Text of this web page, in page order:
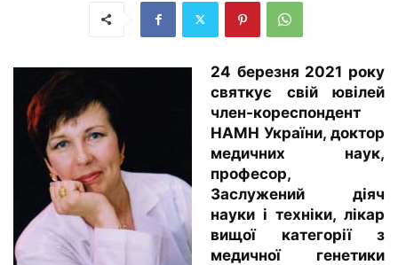
24 березня 2021 року
святкує свій ювілей
член-кореспондент
НАМН України, доктор
медичних наук,
професор,
Заслужений діяч
науки і техніки, лікар
вищої категорії з
медичної генетики